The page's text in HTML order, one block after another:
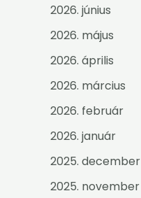
2026. június
2026. május
2026. április
2026. március
2026. február
2026. január
2025. december
2025. november